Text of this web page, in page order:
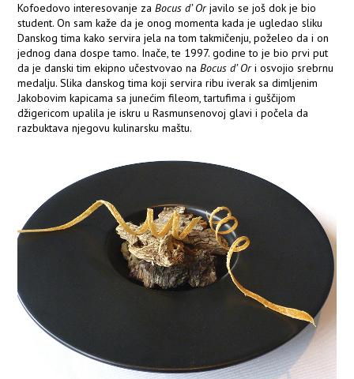
Kofoedovo interesovanje zaBocus d’ Orjavilo se još dok je bio
student. On sam kaže da je onog momenta kada je ugledao sliku
Danskog tima kako servira jela na tom takmičenju, poželeo da i on
jednog dana dospe tamo. Inače, te 1997. godine to je bio prvi put
da je danski tim ekipno učestvovao naBocus d’ Ori osvojio srebrnu
medalju. Slika danskog tima koji servira ribu iverak sa dimljenim
Jakobovim kapicama sa junećim fileom, tartufima i guščijom
džigericom upalila je iskru u Rasmunsenovoj glavi i počela da
razbuktava njegovu kulinarsku maštu.